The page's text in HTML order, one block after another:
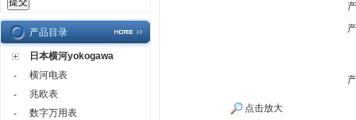
产品目录
日本横河yokogawa
-
横河电表
-
兆欧表
-
数字万用表
点击放大